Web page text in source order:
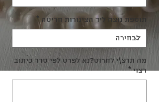
תוספת נוצה ליד הצינורות חריטה *
מה תרצ\י לחרוט?נא לפרט לפי סדר כיתוב
רצוי *